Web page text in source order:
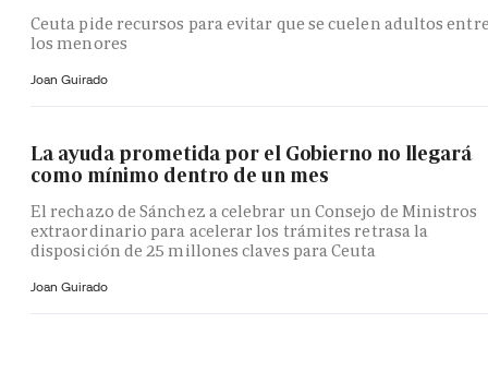
Ceuta pide recursos para evitar que se cuelen adultos
los menores
Joan Guirado
La ayuda prometida por el Gobierno no llegará
como mínimo dentro de un mes
El rechazo de Sánchez a celebrar un Consejo de Ministros
extraordinario para acelerar los trámites retrasa la
disposición de 25 millones claves para Ceuta
Joan Guirado